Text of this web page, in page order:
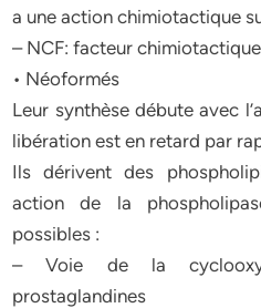
a une action chimiotactique
– NCF: facteur
• Néoformés
Leur synthèse débute avec
libération est en retard par
Ils dérivent des
action de la
possibles :
– Voie de la
prostaglandines